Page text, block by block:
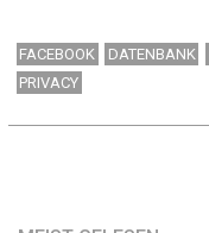
FACEBOOK DATENBANK
PRIVACY